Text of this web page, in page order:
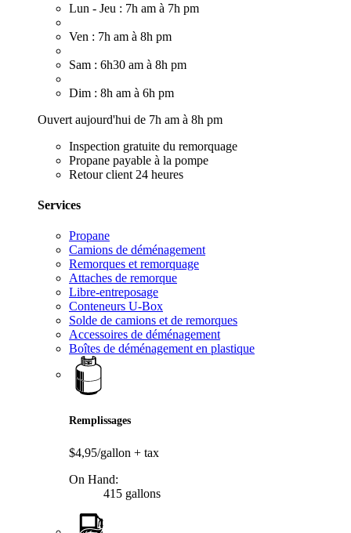
Lun - Jeu : 7h am à 7h pm
Ven : 7h am à 8h pm
Sam : 6h30 am à 8h pm
Dim : 8h am à 6h pm
Ouvert aujourd'hui de 7h am à 8h pm
Inspection gratuite du remorquage
Propane payable à la pompe
Retour client 24 heures
Services
Propane
Camions de déménagement
Remorques et remorquage
Attaches de remorque
Libre-entreposage
Conteneurs U-Box
Solde de camions et de remorques
Accessoires de déménagement
Boîtes de déménagement en plastique
Remplissages
$4,95/gallon + tax
On Hand:
415 gallons